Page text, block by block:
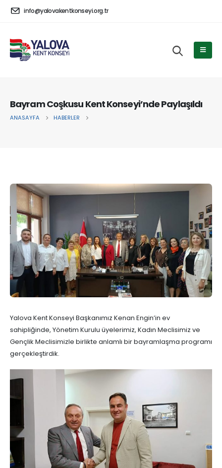
info@yalovakentkonseyi.org.tr
Bayram Coşkusu Kent Konseyi’nde Paylaşıldı
ANASAYFA HABERLER
Yalova Kent Konseyi Başkanımız Kenan Engin’in ev
sahipliğinde, Yönetim Kurulu üyelerimiz, Kadın Meclisimiz ve
Gençlik Meclisimizle birlikte anlamlı bir bayramlaşma programı
gerçekleştirdik.